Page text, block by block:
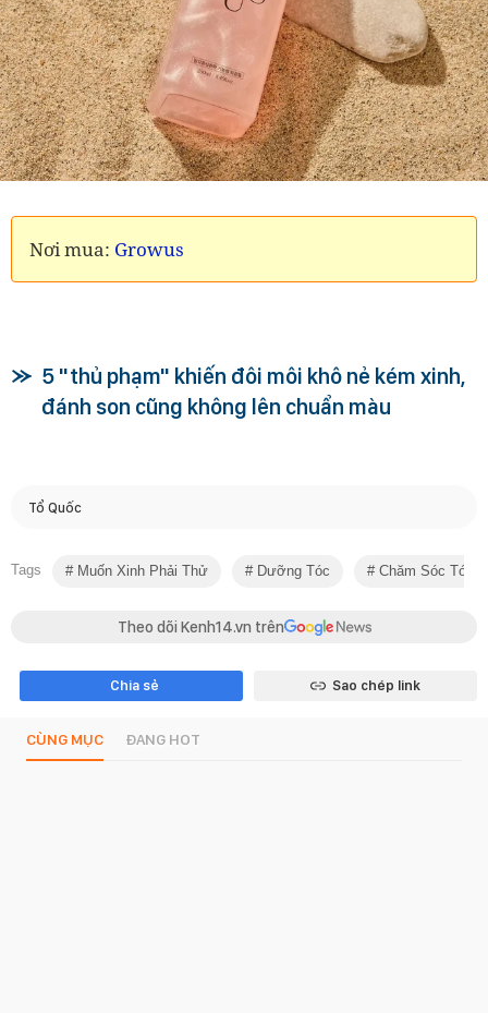
Nơi mua: Growus
5 "thủ phạm" khiến đôi môi khô nẻ kém xinh,
đánh son cũng không lên chuẩn màu
Tổ Quốc
Tags Muốn Xinh Phải Thử Dưỡng Tóc Chăm Sóc Tóc
Theo dõi Kenh14.vn trên
Chia sẻ Sao chép link
CÙNG MỤC ĐANG HOT